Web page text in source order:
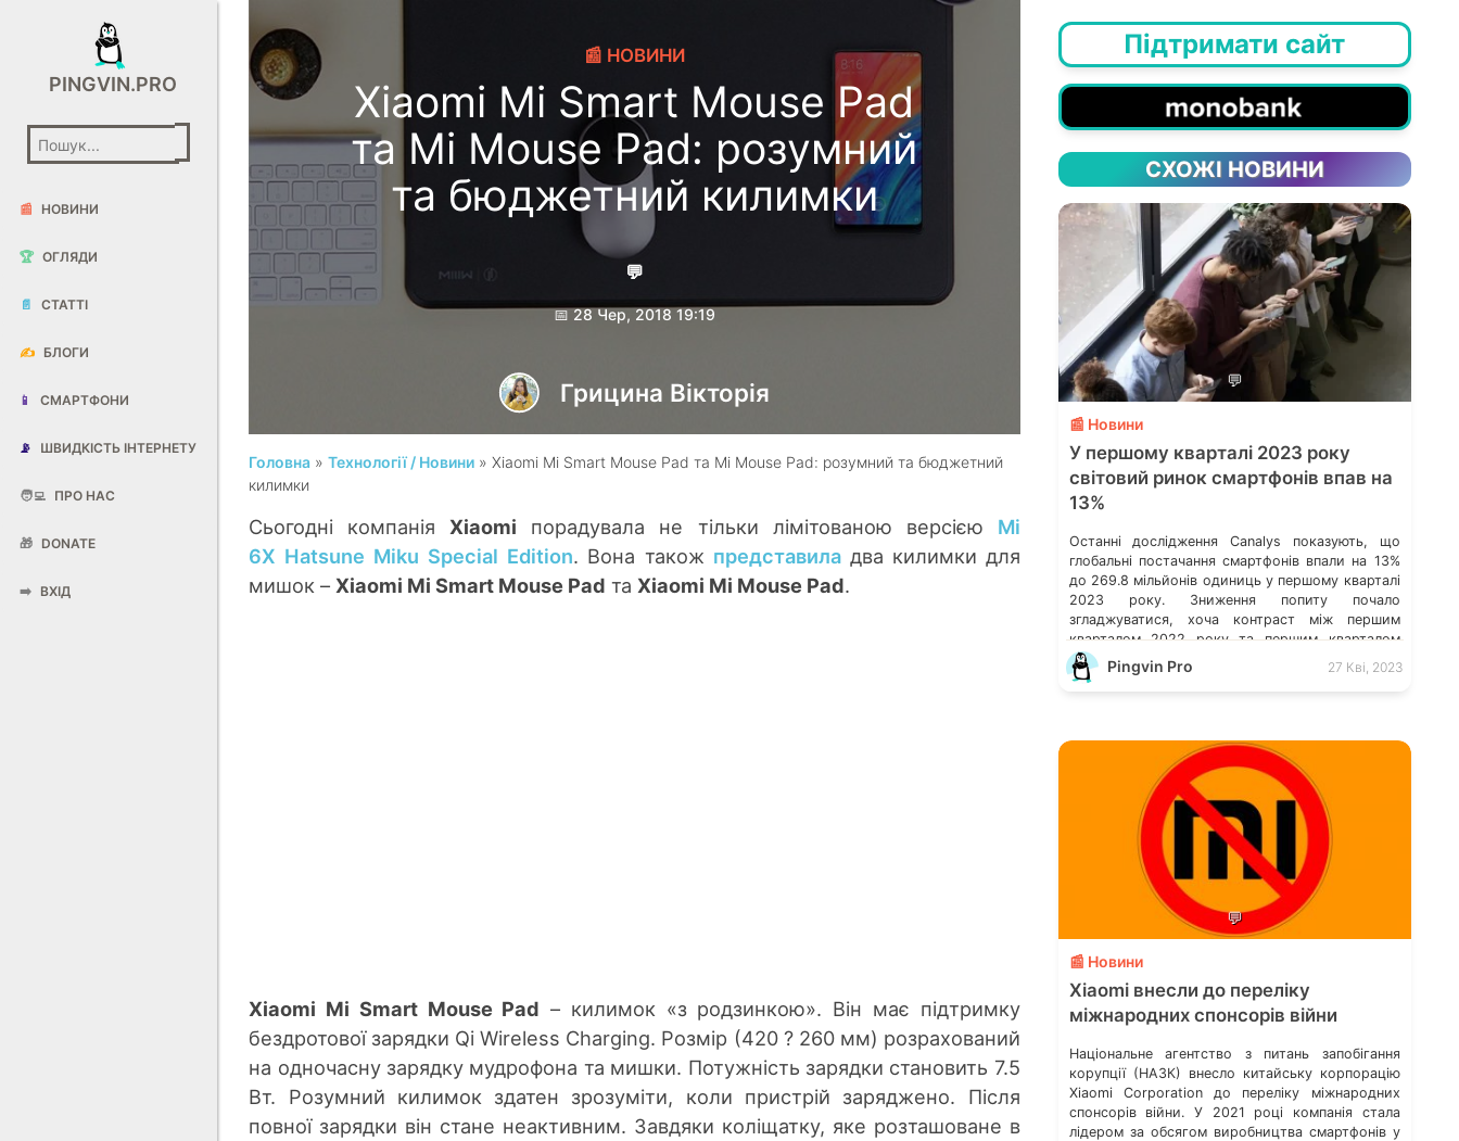
PINGVIN.PRO
📰 НОВИНИ
🏆 ОГЛЯДИ
📄 СТАТТІ
✍️ БЛОГИ
📱 СМАРТФОНИ
📡 ШВИДКІСТЬ ІНТЕРНЕТУ
🧑‍💻 ПРО НАС
🎁 DONATE
➡️ ВХІД
📰 НОВИНИ
Xiaomi Mi Smart Mouse Pad
та Mi Mouse Pad: розумний
та бюджетний килимки
💬
📅 28 Чер, 2018 19:19
Грицина Вікторія
Головна »Технології / Новини » Xiaomi Mi Smart Mouse Pad та Mi Mouse Pad: розумний та бюджетний
килимки
Сьогодні компанія Xiaomi порадувала не тільки лімітованою версією Mi
6X Hatsune Miku Special Edition. Вона також представиладва килимки для
мишок – Xiaomi Mi Smart Mouse Pad та Xiaomi Mi Mouse Pad.
Xiaomi Mi Smart Mouse Pad – килимок «з родзинкою». Він має підтримку
бездротової зарядки Qi Wireless Charging. Розмір (420 ? 260 мм) розрахований
на одночасну зарядку мудрофона та мишки. Потужність зарядки становить 7.5
Вт. Розумний килимок здатен зрозуміти, коли пристрій заряджено. Після
повної зарядки він стане неактивним. Завдяки коліщатку, яке розташоване в
Підтримати сайт
СХОЖІ НОВИНИ
💬
📰 Новини
У першому кварталі 2023 року
світовий ринок смартфонів впав на
13%
Останні дослідження Canalys показують, що
глобальні постачання смартфонів впали на 13%
до 269.8 мільйонів одиниць у першому кварталі
2023 року. Зниження попиту почало
згладжуватися, хоча контраст між першим
кварталом 2022 року та першим кварталом
2023 року все ще помітний. Дослідження
Canalys: світове постачання смартфонів за 4-ий
Pingvin Pro 27 Кві, 2023
💬
📰 Новини
Xiaomi внесли до переліку
міжнародних спонсорів війни
Національне агентство з питань запобігання
корупції (НАЗК) внесло китайську корпорацію
Xiaomi Corporation до переліку міжнародних
спонсорів війни. У 2021 році компанія стала
лідером за обсягом виробництва смартфонів у